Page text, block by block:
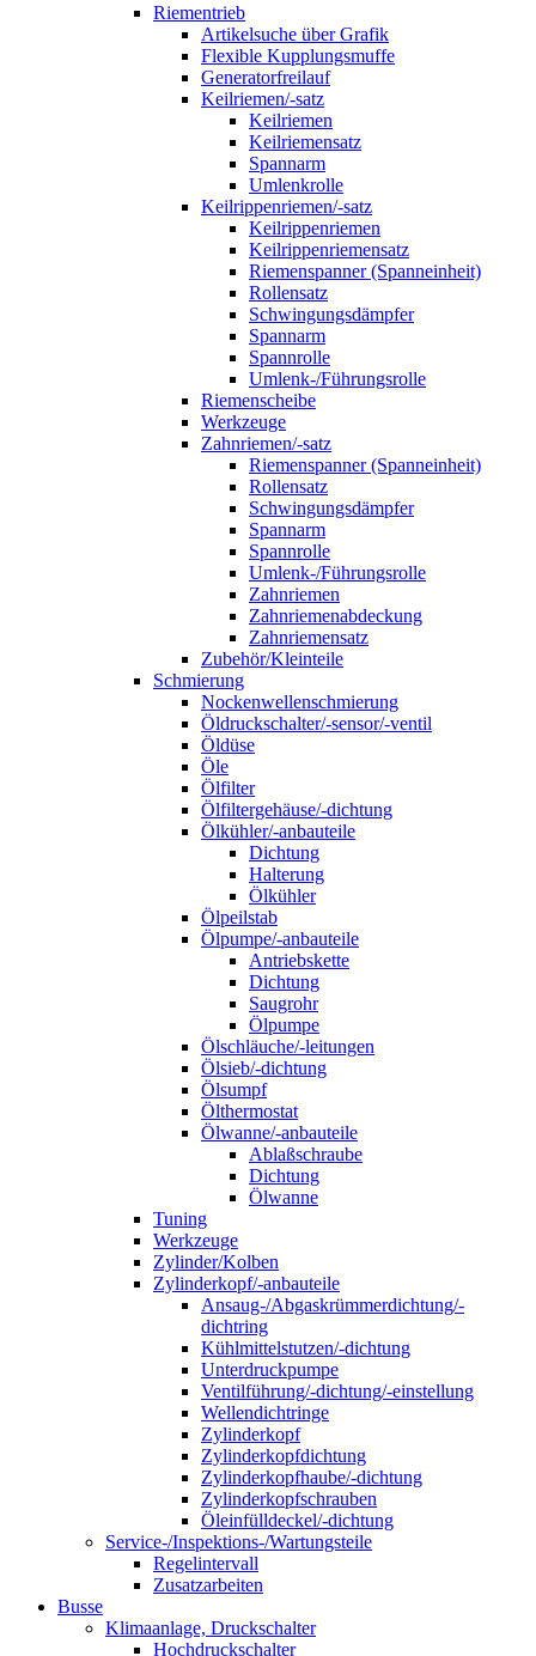
Riementrieb
Artikelsuche über Grafik
Flexible Kupplungsmuffe
Generatorfreilauf
Keilriemen/-satz
Keilriemen
Keilriemensatz
Spannarm
Umlenkrolle
Keilrippenriemen/-satz
Keilrippenriemen
Keilrippenriemensatz
Riemenspanner (Spanneinheit)
Rollensatz
Schwingungsdämpfer
Spannarm
Spannrolle
Umlenk-/Führungsrolle
Riemenscheibe
Werkzeuge
Zahnriemen/-satz
Riemenspanner (Spanneinheit)
Rollensatz
Schwingungsdämpfer
Spannarm
Spannrolle
Umlenk-/Führungsrolle
Zahnriemen
Zahnriemenabdeckung
Zahnriemensatz
Zubehör/Kleinteile
Schmierung
Nockenwellenschmierung
Öldruckschalter/-sensor/-ventil
Öldüse
Öle
Ölfilter
Ölfiltergehäuse/-dichtung
Ölkühler/-anbauteile
Dichtung
Halterung
Ölkühler
Ölpeilstab
Ölpumpe/-anbauteile
Antriebskette
Dichtung
Saugrohr
Ölpumpe
Ölschläuche/-leitungen
Ölsieb/-dichtung
Ölsumpf
Ölthermostat
Ölwanne/-anbauteile
Ablaßschraube
Dichtung
Ölwanne
Tuning
Werkzeuge
Zylinder/Kolben
Zylinderkopf/-anbauteile
Ansaug-/Abgaskrümmerdichtung/-
dichtring
Kühlmittelstutzen/-dichtung
Unterdruckpumpe
Ventilführung/-dichtung/-einstellung
Wellendichtringe
Zylinderkopf
Zylinderkopfdichtung
Zylinderkopfhaube/-dichtung
Zylinderkopfschrauben
Öleinfülldeckel/-dichtung
Service-/Inspektions-/Wartungsteile
Regelintervall
Zusatzarbeiten
Busse
Klimaanlage, Druckschalter
Hochdruckschalter